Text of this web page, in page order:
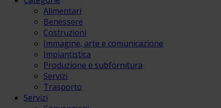
Alimentari
Benessere
Costruzioni
Immagine, arte e comunicazione
Impiantistica
Produzione e subfornitura
Servizi
Trasporto
Servizi